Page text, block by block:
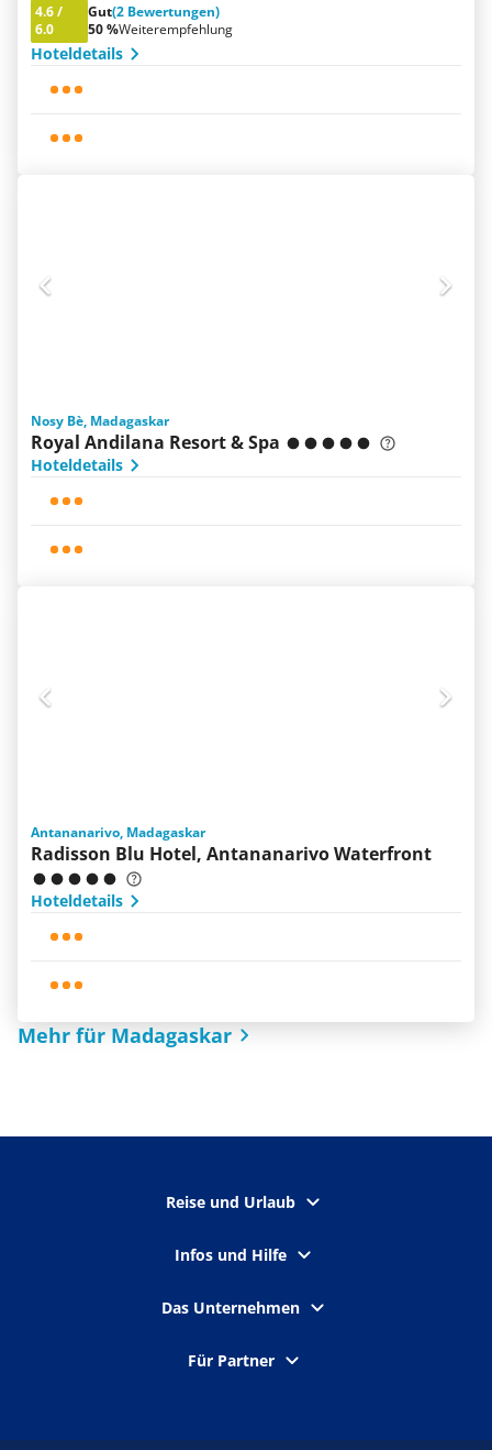
4.6/
6.0
Gut(2 Bewertungen)
50 %Weiterempfehlung
Hoteldetails
Nosy Bè, Madagaskar
Royal Andilana Resort & Spa
Hoteldetails
Antananarivo, Madagaskar
Radisson Blu Hotel, Antananarivo Waterfront
Hoteldetails
Mehr für Madagaskar
Reise und Urlaub
Infos und Hilfe
Das Unternehmen
Für Partner